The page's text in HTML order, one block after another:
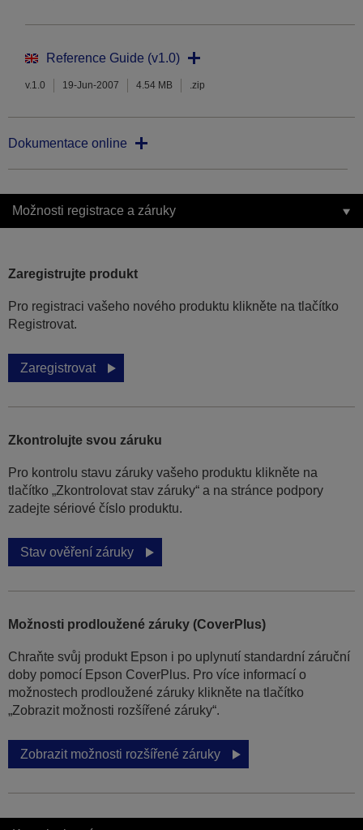
Reference Guide (v1.0)
v.1.0 19-Jun-2007 4.54 MB .zip
Dokumentace online
Možnosti registrace a záruky
Zaregistrujte produkt
Pro registraci vašeho nového produktu klikněte na tlačítko
Registrovat.
Zaregistrovat
Zkontrolujte svou záruku
Pro kontrolu stavu záruky vašeho produktu klikněte na
tlačítko „Zkontrolovat stav záruky“ a na stránce podpory
zadejte sériové číslo produktu.
Stav ověření záruky
Možnosti prodloužené záruky (CoverPlus)
Chraňte svůj produkt Epson i po uplynutí standardní záruční
doby pomocí Epson CoverPlus. Pro více informací o
možnostech prodloužené záruky klikněte na tlačítko
„Zobrazit možnosti rozšířené záruky“.
Zobrazit možnosti rozšířené záruky